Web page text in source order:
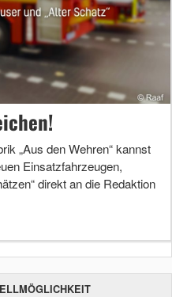
„Aus den Wehren“ kannst
Einsatzfahrzeugen,
direkt an die Redaktion